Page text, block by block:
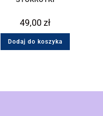
49,00zł
Dodaj do koszyka